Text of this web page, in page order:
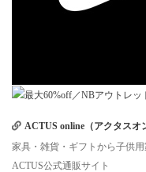
ACTUS online（アクタスオ
家具・雑貨・ギフトから子供
ACTUS公式通販サイト